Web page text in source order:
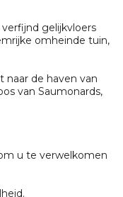
gelijkvloers
omheinde tuin,
naar de haven van
van Saumonards,
u te verwelkomen